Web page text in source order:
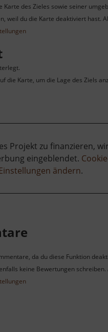
Karte des Zieles sowie seiner
weil du die Karte deaktiviert hast.
die Karte, um die Lage des Ziels
Projekt zu finanzieren,
eingeblendet.
ändern.
da du diese Funktion
keine Bewertungen schreiben.